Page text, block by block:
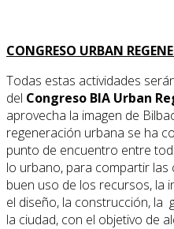
CONGRESO URBAN
Todas estas actividades
del Congreso BIA Urban
aprovecha la imagen de
regeneración urbana se ha
punto de encuentro entre
lo urbano, para compartir las
buen uso de los recursos, la
el diseño, la construcción, la
la ciudad, con el objetivo de